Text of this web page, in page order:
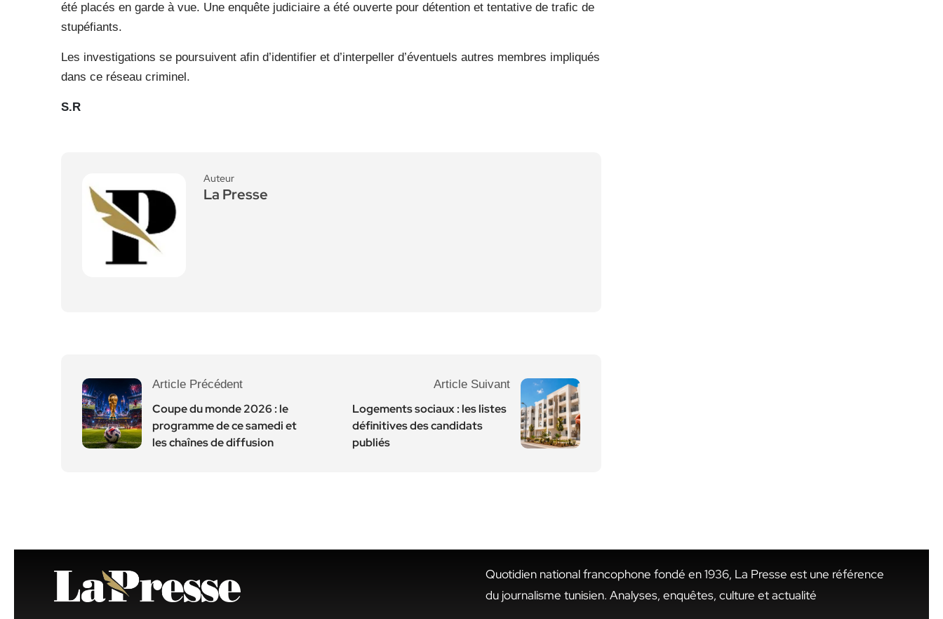
été placés en garde à vue. Une enquête judiciaire a été ouverte pour détention et tentative de trafic de
stupéfiants.
Les investigations se poursuivent afin d’identifier et d’interpeller d’éventuels autres membres impliqués
dans ce réseau criminel.
S.R
Auteur
La Presse
Article Précédent
Coupe du monde 2026 : le
programme de ce samedi et
les chaînes de diffusion
Article Suivant
Logements sociaux : les listes
définitives des candidats
publiés
Quotidien national francophone fondé en 1936, La Presse est une référence
du journalisme tunisien. Analyses, enquêtes, culture et actualité